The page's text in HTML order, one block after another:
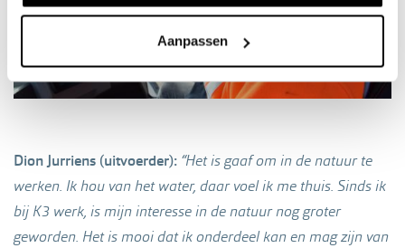
Aanpassen
Dion Jurriens (uitvoerder): “Het is gaaf om in de natuur te
werken. Ik hou van het water, daar voel ik me thuis. Sinds ik
bij K3 werk, is mijn interesse in de natuur nog groter
geworden. Het is mooi dat ik onderdeel kan en mag zijn van